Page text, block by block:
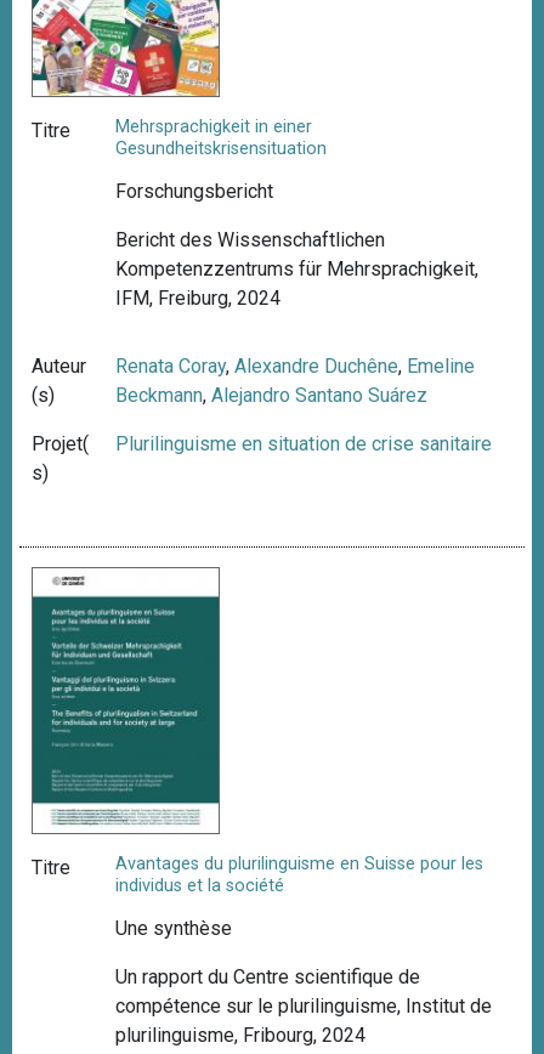
Titre
Mehrsprachigkeit in einer
Gesundheitskrisensituation
Forschungsbericht
Bericht des Wissenschaftlichen
Kompetenzzentrums für Mehrsprachigkeit,
IFM, Freiburg, 2024
Auteur
(s)
Renata Coray,Alexandre Duchêne, Emeline
Beckmann,Alejandro Santano Suárez
Projet(
s)
Plurilinguisme en situation de crise sanitaire
Titre
Avantages du plurilinguisme en Suisse pour les
individus et la société
Une synthèse
Un rapport du Centre scientifique de
compétence sur le plurilinguisme, Institut de
plurilinguisme, Fribourg, 2024